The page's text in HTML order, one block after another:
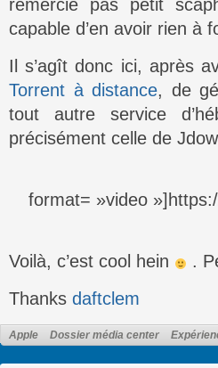
remercie pas petit
capable d’en avoir rien à
Il s’agît donc ici, après
Torrent à distance, de
tout autre service
précisément celle de
format= »video
Voilà, c’est cool hein
.
Thanks daftclem
Apple Dossier média center